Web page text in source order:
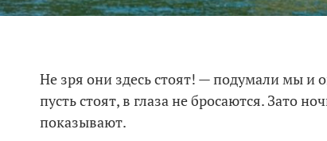
Не зря они здесь стоят! — подумали мы и
пусть стоят, в глаза не бросаются. Зато
показывают.